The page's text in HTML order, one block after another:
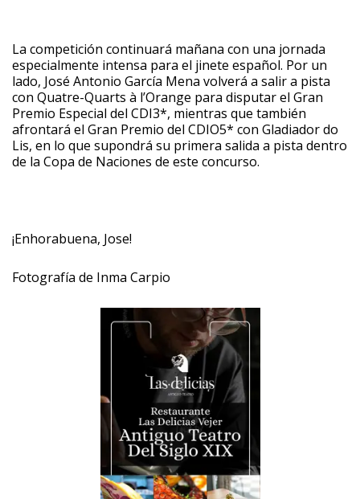
La competición continuará mañana con una jornada
especialmente intensa para el jinete español. Por un
lado, José Antonio García Mena volverá a salir a pista
con Quatre-Quarts à l’Orange para disputar el Gran
Premio Especial del CDI3*, mientras que también
afrontará el Gran Premio del CDIO5* con Gladiador do
Lis, en lo que supondrá su primera salida a pista dentro
de la Copa de Naciones de este concurso.
¡Enhorabuena, Jose!
Fotografía de Inma Carpio